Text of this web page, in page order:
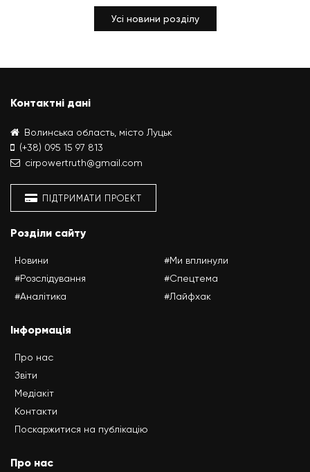
Усі новини розділу
Контактні дані
Волинська область, місто Луцьк
(+38) 095 15 97 813
cirpowertruth@gmail.com
ПІДТРИМАТИ ПРОЕКТ
Розділи сайту
Новини
#Розслідування
#Аналітика
#Ми вплинули
#Спецтема
#Лайфхак
Інформація
Про нас
Звіти
Медіакіт
Контакти
Поскаржитися на публікацію
Про нас